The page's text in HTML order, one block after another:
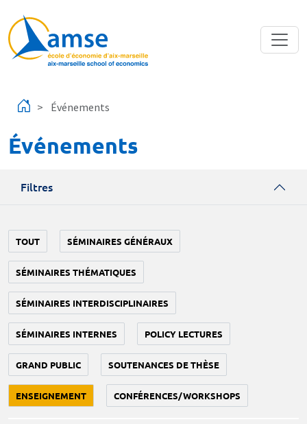
Événements
Événements
Filtres
TOUT SÉMINAIRES GÉNÉRAUX
SÉMINAIRES THÉMATIQUES
SÉMINAIRES INTERDISCIPLINAIRES
SÉMINAIRES INTERNES POLICY LECTURES
GRAND PUBLIC SOUTENANCES DE THÈSE
ENSEIGNEMENT CONFÉRENCES/WORKSHOPS